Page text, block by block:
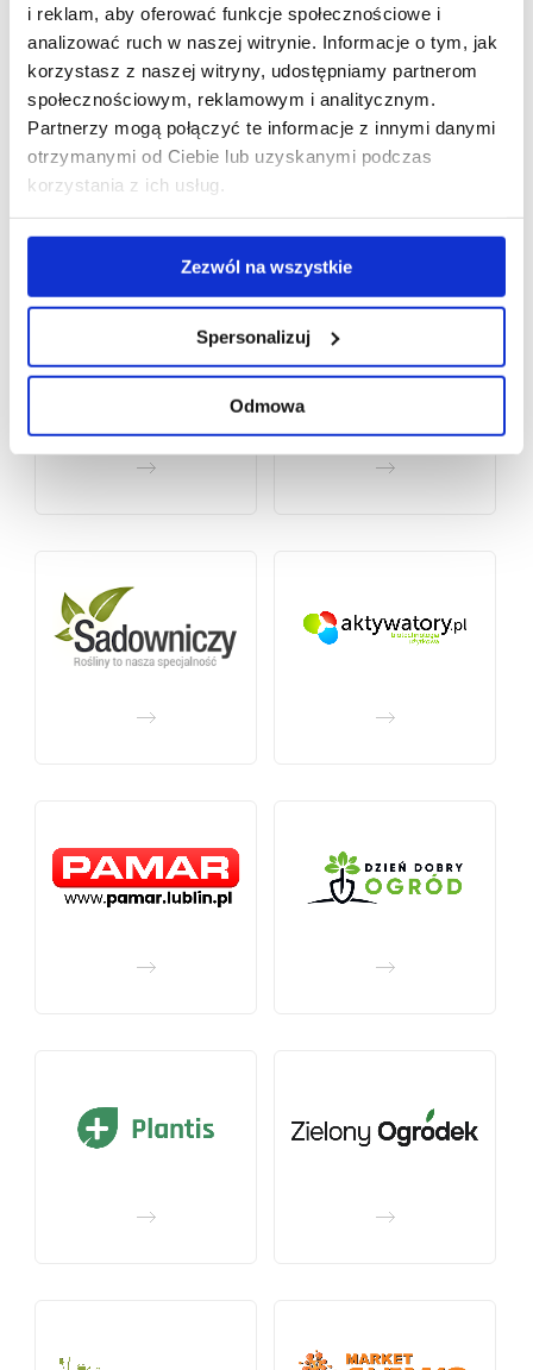
i reklam, aby oferować funkcje społecznościowe i
analizować ruch w naszej witrynie. Informacje o tym, jak
korzystasz z naszej witryny, udostępniamy partnerom
społecznościowym, reklamowym i analitycznym.
Partnerzy mogą połączyć te informacje z innymi danymi
otrzymanymi od Ciebie lub uzyskanymi podczas
korzystania z ich usług.
Zezwól na wszystkie
Spersonalizuj
Odmowa